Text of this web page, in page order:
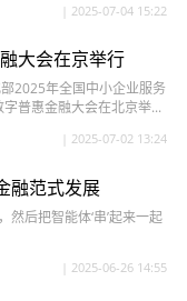
| 2025-07-04 15:22
大会在京举行
2025年全国中小企业服务
普惠金融大会在北京举...
| 2025-07-02 13:24
融范式发展
然后把智能体‘串’起来一起
| 2025-06-26 14:55